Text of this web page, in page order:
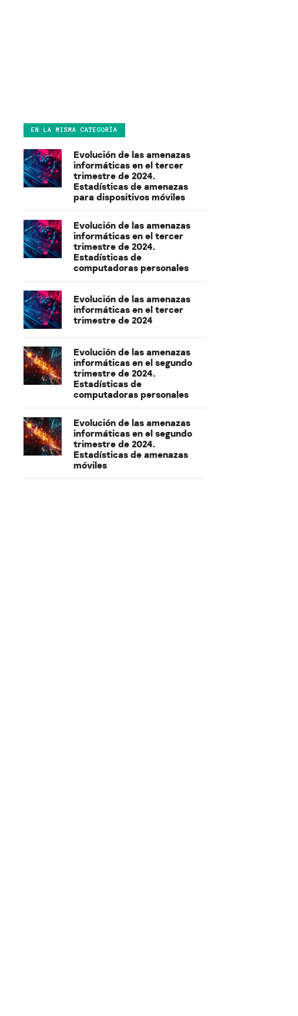
EN LA MISMA CATEGORÍA
Evolución de las amenazas
informáticas en el tercer
trimestre de 2024.
Estadísticas de amenazas
para dispositivos móviles
Evolución de las amenazas
informáticas en el tercer
trimestre de 2024.
Estadísticas de
computadoras personales
Evolución de las amenazas
informáticas en el tercer
trimestre de 2024
Evolución de las amenazas
informáticas en el segundo
trimestre de 2024.
Estadísticas de
computadoras personales
Evolución de las amenazas
informáticas en el segundo
trimestre de 2024.
Estadísticas de amenazas
móviles